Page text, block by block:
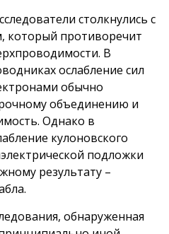
столкнулись с
который противоречит
В
ослабление сил
обычно
объединению и
Однако в
кулоновского
подложки
результату –
обнаруженная